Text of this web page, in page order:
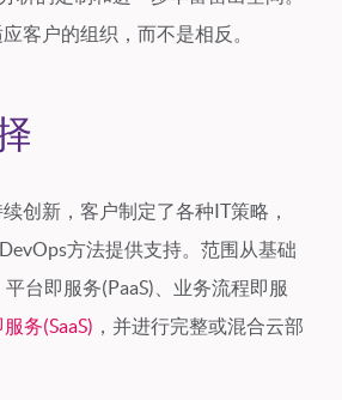
客户的组织，而不是相反。
创新，客户制定了各种IT策略，
方法提供支持。范围从基础
台即服务(PaaS)、业务流程即服
务(SaaS) ，并进行完整或混合云部